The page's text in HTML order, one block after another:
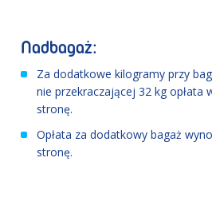
Nadbagaż:
Za dodatkowe kilogramy przy
nie przekraczającej 32 kg opłata
stronę.
Opłata za dodatkowy bagaż
stronę.